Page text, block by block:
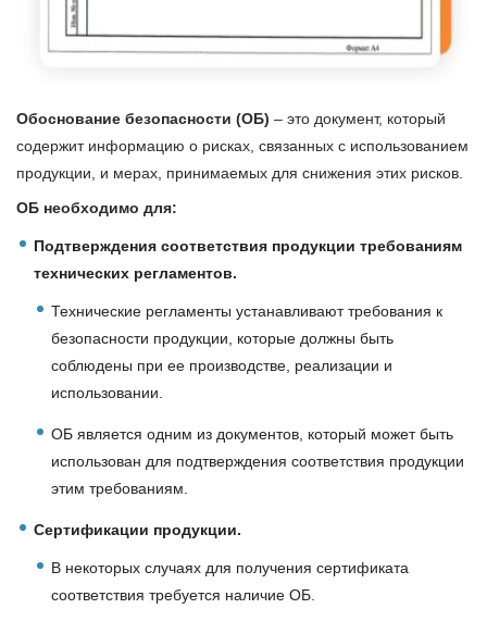
Обоснование безопасности (ОБ) – это документ, который
содержит информацию о рисках, связанных с использованием
продукции, и мерах, принимаемых для снижения этих рисков.
ОБ необходимо для:
Подтверждения соответствия продукции требованиям
технических регламентов.
Технические регламенты устанавливают требования к
безопасности продукции, которые должны быть
соблюдены при ее производстве, реализации и
использовании.
ОБ является одним из документов, который может быть
использован для подтверждения соответствия продукции
этим требованиям.
Сертификации продукции.
В некоторых случаях для получения сертификата
соответствия требуется наличие ОБ.